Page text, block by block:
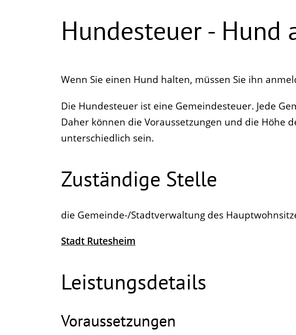
Hundesteuer - Hund
Wenn Sie einen Hund halten, müssen Sie ihn
Die Hundesteuer ist eine Gemeindesteuer. Jede
Daher können die Voraussetzungen und die Höhe
unterschiedlich sein.
Zuständige Stelle
die Gemeinde-/Stadtverwaltung des
Stadt Rutesheim
Leistungsdetails
Voraussetzungen